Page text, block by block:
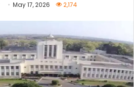
May 17, 2026 2,174